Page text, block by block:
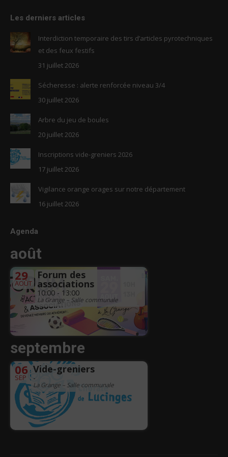
opens
in
new
opens
new
window
Les derniers articles
Interdiction temporaire des tirs d’articles pyrotechniques
et des feux festifs
31 juillet 2026
Sécheresse : alerte renforcée niveau 3/4
30 juillet 2026
Arbre du jeu de boules
20 juillet 2026
Inscriptions vide-greniers 2026
17 juillet 2026
Vigilance orange orages sur notre département
16 juillet 2026
Agenda
août
29
AOÛT
Forum des
associations
10:00 - 13:00
La Grange – Salle communale
septembre
06
SEP
Vide-greniers
-
La Grange – Salle communale